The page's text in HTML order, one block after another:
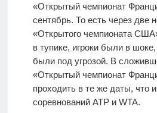
«Открытый чемпионат
сентябрь. То есть через две
«Открытого чемпионата
в тупике, игроки были в
были под угрозой. В
«Открытый чемпионат
проходить в те же даты, что
соревнований ATP и WTA.